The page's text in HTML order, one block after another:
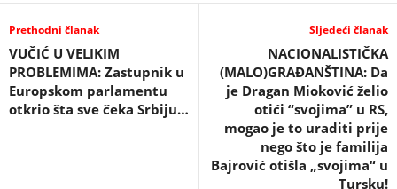
Prethodni članak
VUČIĆ U VELIKIM
PROBLEMIMA: Zastupnik u
Europskom parlamentu
otkrio šta sve čeka Srbiju…
Sljedeći članak
NACIONALISTIČKA
(MALO)GRAĐANŠTINA: Da
je Dragan Mioković želio
otići “svojima” u RS,
mogao je to uraditi prije
nego što je familija
Bajrović otišla „svojima“ u
Tursku!